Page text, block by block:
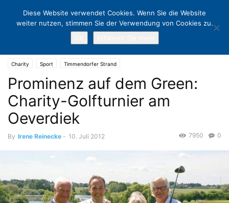
Charity Sport Timmendorfer Strand
Prominenz auf dem Green:
Charity-Golfturnier am
Oeverdiek
By Irene Reinecke - 10. Juli 2012 0
7950
Diese Website verwendet Cookies. Wenn Sie die Website
weiter nutzen, stimmen Sie der Verwendung von Cookies zu.